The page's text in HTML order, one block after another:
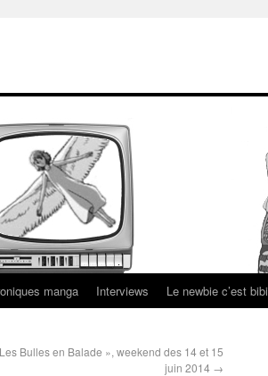
manga Interviews Le newbie c’est bibi
Bulles en Balade », weekend des 14 et 15
juin 2014 →